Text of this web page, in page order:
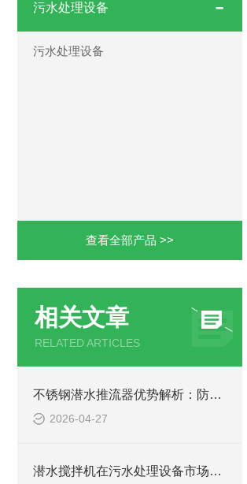
污水处理设备
污水处理设备
查看全部产品 >>
相关文章
RELATED ARTICLES
不锈钢潜水推流器优势解析：防腐耐用污水处理设备
2026-04-27
潜水搅拌机在污水处理设备市场的发展及产品优势